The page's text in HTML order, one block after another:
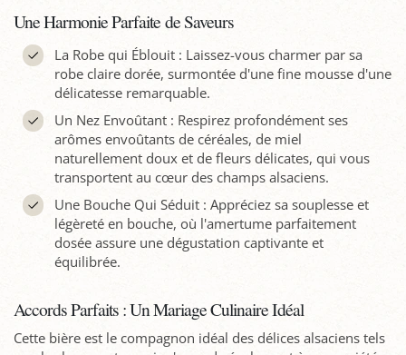
Une Harmonie Parfaite de Saveurs
La Robe qui Éblouit : Laissez-vous charmer par sa
robe claire dorée, surmontée d'une fine mousse d'une
délicatesse remarquable.
Un Nez Envoûtant : Respirez profondément ses
arômes envoûtants de céréales, de miel
naturellement doux et de fleurs délicates, qui vous
transportent au cœur des champs alsaciens.
Une Bouche Qui Séduit : Appréciez sa souplesse et
légèreté en bouche, où l'amertume parfaitement
dosée assure une dégustation captivante et
équilibrée.
Accords Parfaits : Un Mariage Culinaire Idéal
Cette bière est le compagnon idéal des délices alsaciens tels